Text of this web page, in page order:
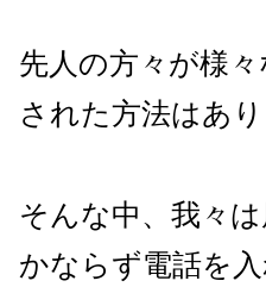
先人の方々が様
された方法はあ
そんな中、我々
かならず電話を